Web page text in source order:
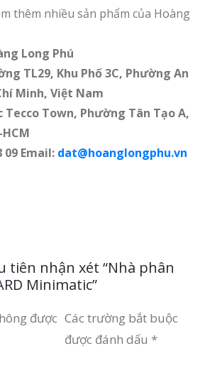
thêm nhiều sản phẩm của Hoàng
Long Phú
TL29, Khu Phố 3C, Phường An
Minh, Việt Nam
Tecco Town, Phường Tân Tạo A,
09 Email: dat@hoanglongphu.vn
tiên nhận xét “Nhà phân
Minimatic”
được Các trường bắt buộc
được đánh dấu *